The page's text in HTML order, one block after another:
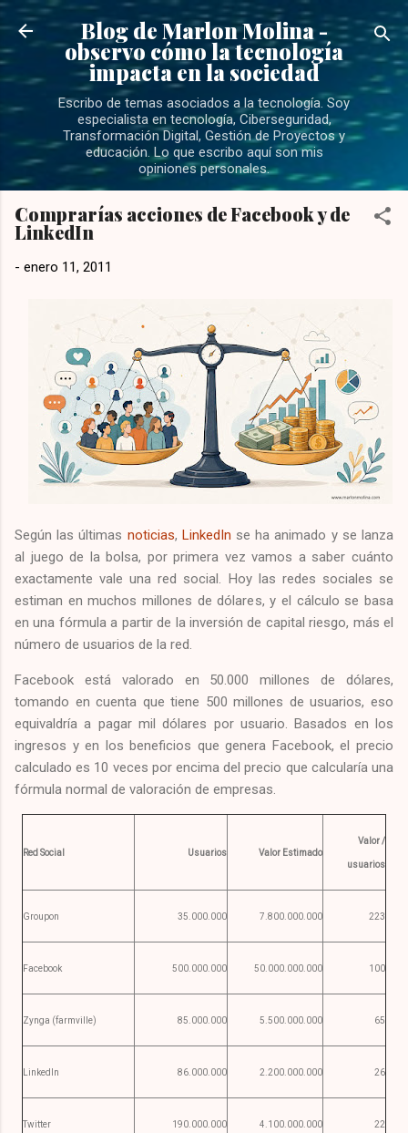
Ir al contenido principal
Blog de Marlon Molina -
observo cómo la tecnología
impacta en la sociedad
Escribo de temas asociados a la tecnología. Soy
especialista en tecnología, Ciberseguridad,
Transformación Digital, Gestión de Proyectos y
educación. Lo que escribo aquí son mis
opiniones personales.
Comprarías acciones de Facebook y de
LinkedIn
- enero 11, 2011
Según las últimas noticias, LinkedIn se ha animado y se lanza
al juego de la bolsa, por primera vez vamos a saber cuánto
exactamente vale una red social. Hoy las redes sociales se
estiman en muchos millones de dólares, y el cálculo se basa
en una fórmula a partir de la inversión de capital riesgo, más el
número de usuarios de la red.
Facebook está valorado en 50.000 millones de dólares,
tomando en cuenta que tiene 500 millones de usuarios, eso
equivaldría a pagar mil dólares por usuario. Basados en los
ingresos y en los beneficios que genera Facebook, el precio
calculado es 10 veces por encima del precio que calcularía una
fórmula normal de valoración de empresas.
Red Social Usuarios Valor Estimado
Valor /
usuarios
Groupon 35.000.000 7.800.000.000 223
Facebook 500.000.000 50.000.000.000 100
Zynga (farmville) 85.000.000 5.500.000.000 65
LinkedIn 86.000.000 2.200.000.000 26
Twitter 190.000.000 4.100.000.000 22